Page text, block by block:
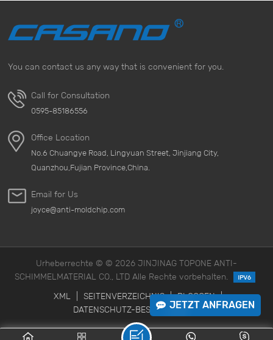
JETZT ANFRAGEN
You can contact us any way that is convenient for you.
Call for Consultation
0595-85186556
Office Location
No.6 Chuangye Road, Lingyuan Street, Jinjiang City,
Quanzhou,Fujian Province,China.
Email for Us
joyce@anti-moldchip.com
Urheberrechte © © 2026 JINJINAG TOPONE ANTI-
SCHIMMELMATERIAL CO., LTD Alle Rechte vorbehalten.
XML
SEITENVERZEICHNIS | BLOGGEN |
DATENSCHUTZ-BESTIMMUNGEN